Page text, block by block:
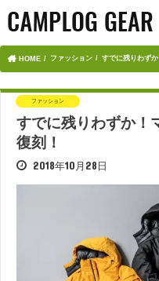
HOME ファッション すでに残りわず
ファッション
すでに残りわずか！
復刻！
2018年10月28日